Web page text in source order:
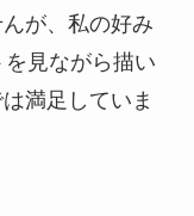
が、私の好み
見ながら描い
満足していま